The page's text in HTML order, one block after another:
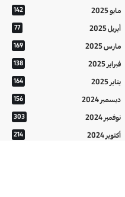
مايو 2025 142
أبريل 2025 77
مارس 2025 169
فبراير 2025 138
يناير 2025 164
ديسمبر 2024 156
نوفمبر 2024 303
أكتوبر 2024 214